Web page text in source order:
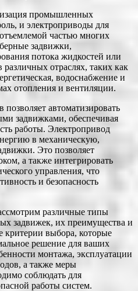
промышленных
и электроприводы для
частью многих
задвижки,
потока жидкостей или
отраслях, таких как
водоснабжение и
отопления и вентиляции.
автоматизировать
задвижками, обеспечивая
работы. Электропривод
в механическую,
Это позволяет
а также интегрировать
управления, что
и безопасность
различные типы
задвижек, их преимущества и
критерии выбора, которые
решение для ваших
монтажа, эксплуатации
а также меры
соблюдать для
работы систем.